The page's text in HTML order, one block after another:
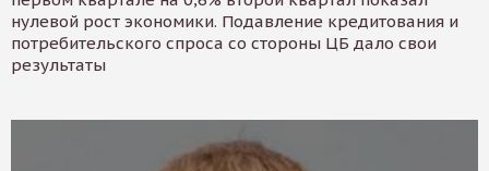
нулевой рост экономики. Подавление кредитования и
потребительского спроса со стороны ЦБ дало свои
результаты